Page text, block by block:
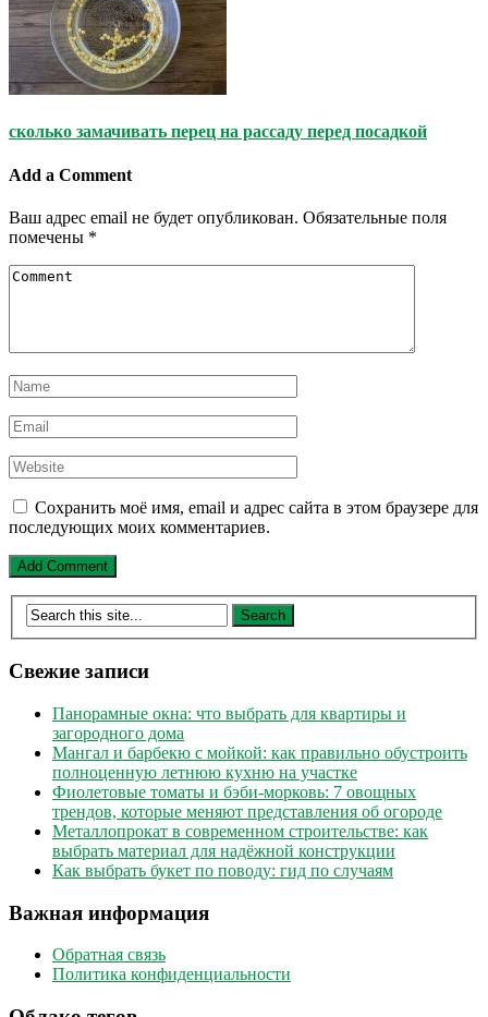
сколько замачивать перец на рассаду перед посадкой
Add a Comment
Ваш адрес email не будет опубликован. Обязательные поля
помечены *
Сохранить моё имя, email и адрес сайта в этом браузере для
последующих моих комментариев.
Свежие записи
Панорамные окна: что выбрать для квартиры и
загородного дома
Мангал и барбекю с мойкой: как правильно обустроить
полноценную летнюю кухню на участке
Фиолетовые томаты и бэби-морковь: 7 овощных
трендов, которые меняют представления об огороде
Металлопрокат в современном строительстве: как
выбрать материал для надёжной конструкции
Как выбрать букет по поводу: гид по случаям
Важная информация
Обратная связь
Политика конфиденциальности